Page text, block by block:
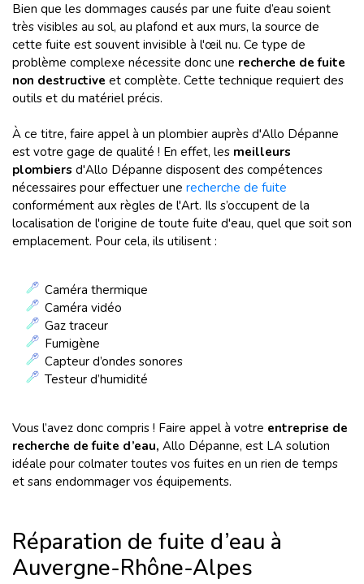
Bien que les dommages causés par une fuite d’eau soient
très visibles au sol, au plafond et aux murs, la source de
cette fuite est souvent invisible à l'œil nu. Ce type de
problème complexe nécessite donc une recherche de fuite
non destructive et complète. Cette technique requiert des
outils et du matériel précis.
À ce titre, faire appel à un plombier auprès d'Allo Dépanne
est votre gage de qualité ! En effet, les meilleurs
plombiers d'Allo Dépanne disposent des compétences
nécessaires pour effectuer une recherche de fuite
conformément aux règles de l'Art. Ils s’occupent de la
localisation de l'origine de toute fuite d'eau, quel que soit son
emplacement. Pour cela, ils utilisent :
Caméra thermique
Caméra vidéo
Gaz traceur
Fumigène
Capteur d’ondes sonores
Testeur d’humidité
Vous l’avez donc compris ! Faire appel à votre entreprise de
recherche de fuite d’eau, Allo Dépanne, est LA solution
idéale pour colmater toutes vos fuites en un rien de temps
et sans endommager vos équipements.
Réparation de fuite d’eau à
Auvergne-Rhône-Alpes